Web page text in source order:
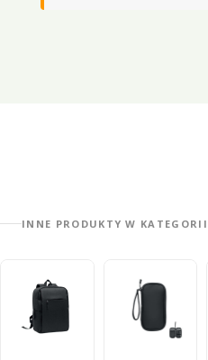
INNE PRODUKTY W KATEGORII